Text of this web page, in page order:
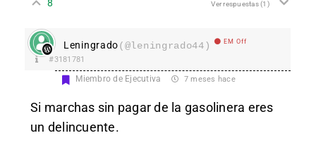
8 Ver respuestas(1)
Leningrado(@leningrado44) EM Off
#3181781
Miembro de Ejecutiva 7 meses hace
Si marchas sin pagar de la gasolinera eres
un delincuente.